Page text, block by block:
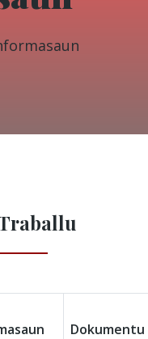
Dokumentu